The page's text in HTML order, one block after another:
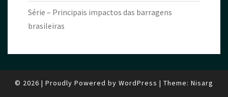
Série – Principais impactos das barragens
brasileiras
© 2026 | Proudly Powered by WordPress | Theme: Nisarg